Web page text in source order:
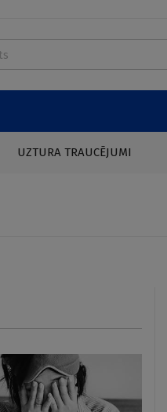
UZTURA TRAUCĒJUMI